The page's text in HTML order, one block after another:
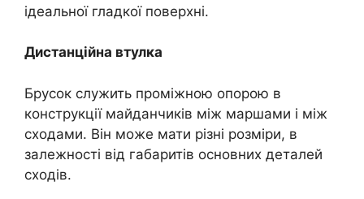
ідеальної гладкої поверхні.
Дистанційна втулка
Брусок служить проміжною опорою в
конструкції майданчиків між маршами і між
сходами. Він може мати різні розміри, в
залежності від габаритів основних деталей
сходів.